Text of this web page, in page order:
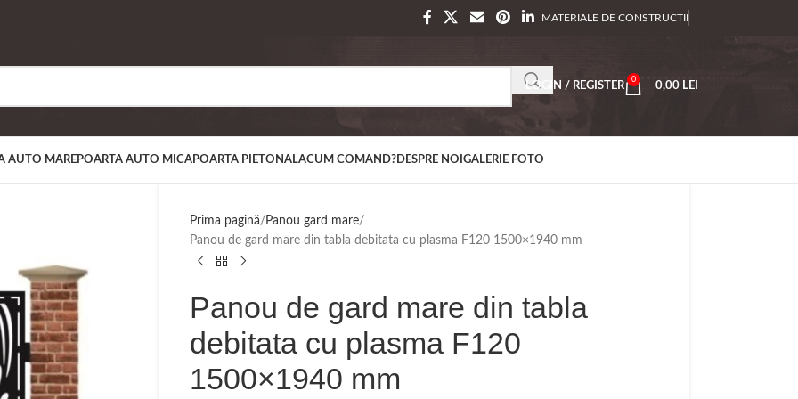
MATERIALE DE CONSTRUCTII
LOGIN / REGISTER
0
0,00 LEI
AUTO MAREPOARTA AUTO MICAPOARTA PIETONALACUM COMAND?DESPRE NOI GALERIE FOTO
Prima pagină
Panou gard mare
Panou de gard mare din tabla debitata cu plasma F120 1500×1940 mm
Panou de gard mare din tabla
debitata cu plasma F120
1500×1940 mm